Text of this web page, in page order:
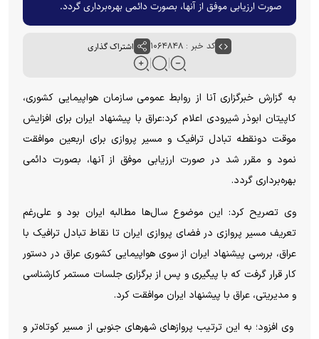
صورت ارزیابی موفق از آنها، بصورت دائمی بهره‌برداری گردد.
کد خبر : ۱۰۶۴۸۴۸ اشتراک گذاری
به گزارش خبرگزاری آنا از روابط عمومی سازمان هواپیمایی کشوری،
کاپیتان ابوذر شیرودی اعلام کرد:عراق با پیشنهاد ایران برای افزایش
موقت دونقطه تبادل ترافیک و مسیر پروازی برای اربعین موافقت
نمود و مقرر شد در صورت ارزیابی موفق از آنها، بصورت دائمی
بهره‌برداری گردد.
وی تصریح کرد: این موضوع سال‌ها مطالبه ایران بود و علی‌رغم
تعریف مسیر پروازی در فضای پروازی ایران تا نقاط تبادل ترافیک با
عراق، بررسی پیشنهاد ایران از سوی هواپیمایی کشوری عراق در دستور
کار قرار گرفت که با پیگیری و پس از برگزاری جلسات مستمر کارشناسی
و مدیریتی، عراق با پیشنهاد ایران موافقت کرد.
وی افزود؛ به این ترتیب پرواز‌های شهر‌های جنوبی از مسیر کوتاه‌تر و